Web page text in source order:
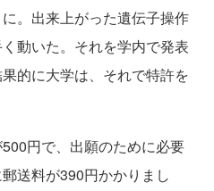
。出来上がった遺伝子操作
動いた。それを学内で発表
的に大学は、それで特許を
円で、 出願のために必要
送料が390円かかりまし